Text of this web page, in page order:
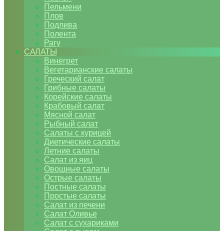
Пельмени
Плов
Подлива
Полента
Рагу
САЛАТЫ
Винегрет
Вегетарианские салаты
Греческий салат
Грибные салаты
Корейские салаты
Крабовый салат
Мясной салат
Рыбный салат
Салаты с курицей
Диетические салаты
Летние салаты
Салат из яиц
Овощные салаты
Острые салаты
Постные салаты
Простые салаты
Салат из печени
Салат Оливье
Салат с сухариками